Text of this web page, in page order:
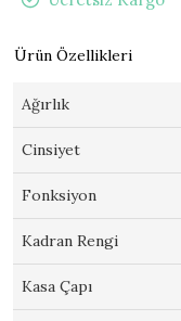
Ürün Özellikleri
Ağırlık
Cinsiyet
Fonksiyon
Kadran Rengi
Kasa Çapı